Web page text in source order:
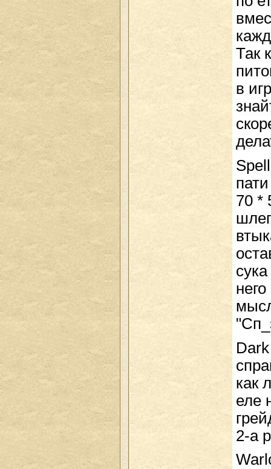
Так
в
70 *
как
еле
2-а